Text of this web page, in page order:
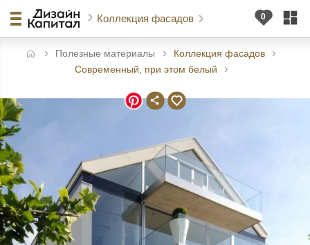
Коллекция фасадов
Полезные материалы
Коллекция фасадов
Современный, при этом белый